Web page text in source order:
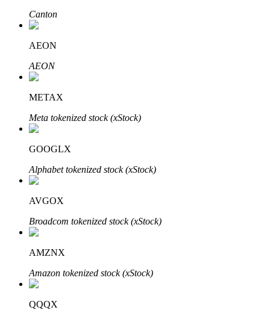
Aprender Staking
Obtenga más información sobre cómo obtener ingresos pasivos
Bitrue
Bitrue Partners
Canton
AEON
AEON
METAX
Meta tokenized stock (xStock)
GOOGLX
Alphabet tokenized stock (xStock)
AVGOX
Broadcom tokenized stock (xStock)
AMZNX
Amazon tokenized stock (xStock)
QQQX